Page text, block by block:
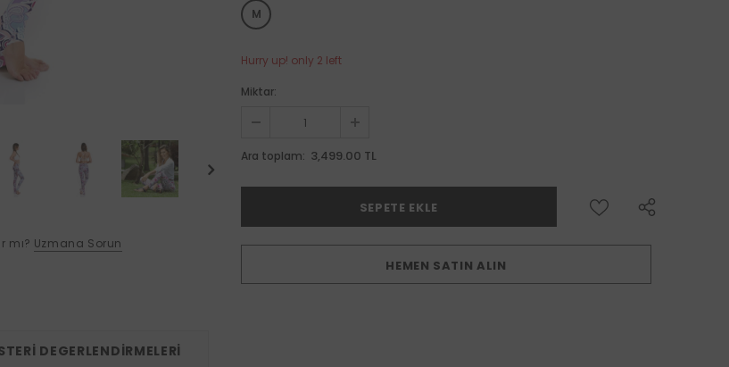
mı? Uzmana Sorun
M
Hurry up! only 2 left
Miktar:
Ara toplam: 3,499.00 TL
HEMEN SATIN ALIN
DEGERLENDIRMELERI